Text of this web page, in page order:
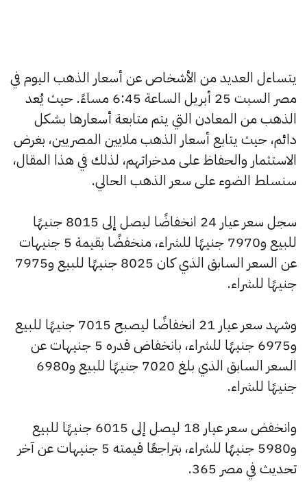
يتساءل العديد من الأشخاص عن أسعار الذهب اليوم في
مصر السبت 25 أبريل الساعة 6:45 مساءً. حيث يُعد
الذهب من المعادن التي يتم متابعة أسعارها بشكل
دائم، حيث يتابع أسعار الذهب ملايين المصريين، بغرض
الاستثمار والحفاظ على مدخراتهم، لذلك في هذا المقال،
سنسلط الضوء على سعر الذهب الحالي.
سجل سعر عيار 24 انخفاضًا ليصل إلى 8015 جنيهًا
للبيع و7970 جنيهًا للشراء، منخفضًا بقيمة 5 جنيهات
عن السعر السابق الذي كان 8025 جنيهًا للبيع و7975
جنيهًا للشراء.
وشهد سعر عيار 21 انخفاضًا ليصبح 7015 جنيهًا للبيع
و6975 جنيهًا للشراء، بانخفاض قدره 5 جنيهات عن
السعر السابق الذي بلغ 7020 جنيهًا للبيع و6980
جنيهًا للشراء.
وانخفض سعر عيار 18 ليصل إلى 6015 جنيهًا للبيع
و5980 جنيهًا للشراء، بتراجعًا قيمته 5 جنيهات عن آخر
تحديث في مصر 365.